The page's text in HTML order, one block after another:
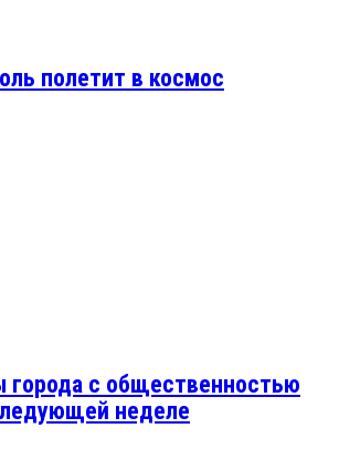
полетит в космос
города с общественностью
неделе